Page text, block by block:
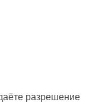
разрешение